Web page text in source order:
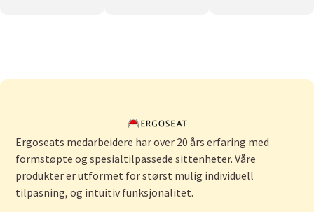
Ergoseats medarbeidere har over 20 års erfaring med
formstøpte og spesialtilpassede sittenheter. Våre
produkter er utformet for størst mulig individuell
tilpasning, og intuitiv funksjonalitet.